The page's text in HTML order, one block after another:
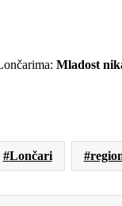
Mladost
Lončari